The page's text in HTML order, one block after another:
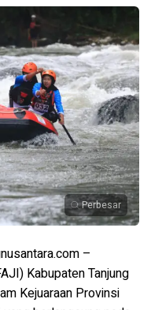
Perbesar
–
Kabupaten Tanjung
Kejuaraan Provinsi